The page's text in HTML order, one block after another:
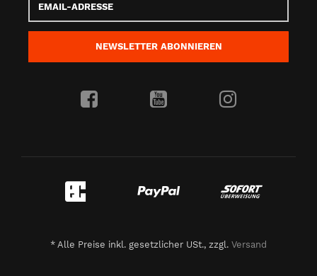
Adresse
NEWSLETTER ABONNIEREN
* Alle Preise inkl. gesetzlicher USt., zzgl. Versand